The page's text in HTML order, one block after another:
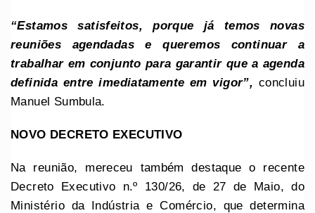
“Estamos satisfeitos, porque já temos novas
reuniões agendadas e queremos continuar a
trabalhar em conjunto para garantir que a agenda
definida entre imediatamente em vigor”, concluiu
Manuel Sumbula.
NOVO DECRETO EXECUTIVO
Na reunião, mereceu também destaque o recente
Decreto Executivo n.º 130/26, de 27 de Maio, do
Ministério da Indústria e Comércio, que determina